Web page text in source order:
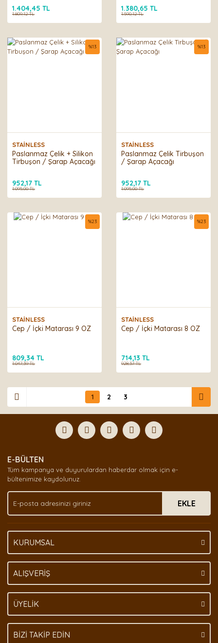
1.404,45 TL
1.809,12 TL
1.380,65 TL
1.590,12 TL
STAİNLESS
Paslanmaz Çelik + Silikon
Tirbuşon / Şarap Açacağı
%13
952,17 TL
1.095,00 TL
STAİNLESS
Paslanmaz Çelik Tirbuşon
/ Şarap Açacağı
%13
952,17 TL
1.095,00 TL
STAİNLESS
Cep / İçki Matarası 9 OZ
%23
809,34 TL
1.047,39 TL
STAİNLESS
Cep / İçki Matarası 8 OZ
%23
714,13 TL
928,37 TL
1 2 3
E-BÜLTEN
Tüm kampanya ve duyurulardan haberdar olmak için e-
bültenimize kaydolunuz.
EKLE
KURUMSAL
ALIŞVERİŞ
ÜYELİK
BİZİ TAKİP EDİN